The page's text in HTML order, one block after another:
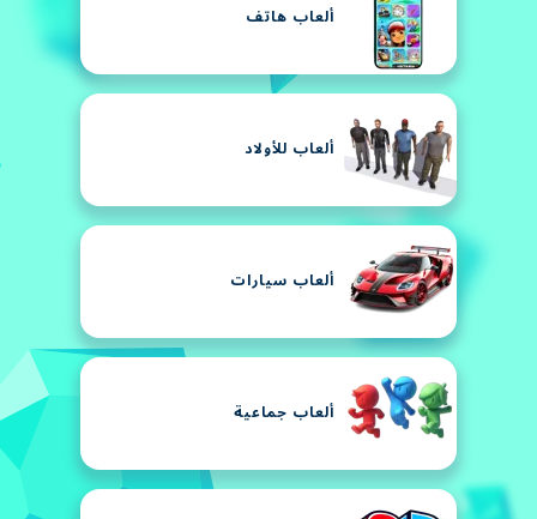
ألعاب هاتف
ألعاب للأولاد
ألعاب سيارات
ألعاب جماعية